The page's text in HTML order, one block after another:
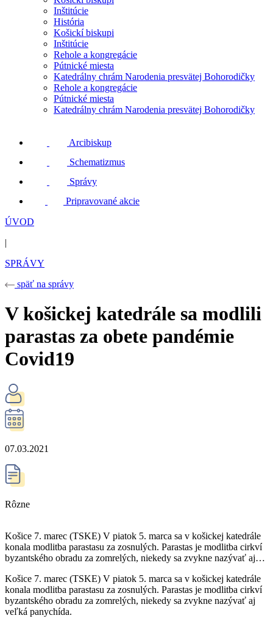
Inštitúcie
História
Košickí biskupi
Inštitúcie
Rehole a kongregácie
Pútnické miesta
Katedrálny chrám Narodenia presvätej Bohorodičky
Rehole a kongregácie
Pútnické miesta
Katedrálny chrám Narodenia presvätej Bohorodičky
Arcibiskup
Schematizmus
Správy
Pripravované akcie
ÚVOD
|
SPRÁVY
späť na správy
V košickej katedrále sa modlili
parastas za obete pandémie
Covid19
07.03.2021
Rôzne
Košice 7. marec (TSKE) V piatok 5. marca sa v košickej katedrále
konala modlitba parastasu za zosnulých. Parastas je modlitba cirkví
byzantského obradu za zomrelých, niekedy sa zvykne nazývať aj…
Košice 7. marec (TSKE) V piatok 5. marca sa v košickej katedrále
konala modlitba parastasu za zosnulých. Parastas je modlitba cirkví
byzantského obradu za zomrelých, niekedy sa zvykne nazývať aj
veľká panychída.